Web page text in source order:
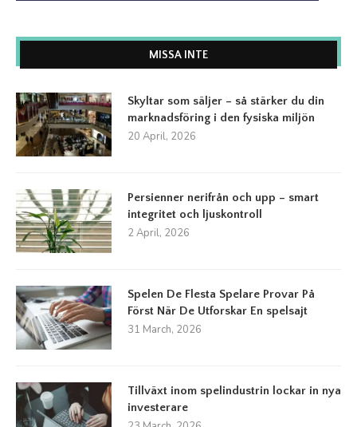
MISSA INTE
Skyltar som säljer – så stärker du din
marknadsföring i den fysiska miljön
20 April, 2026
Persienner nerifrån och upp – smart
integritet och ljuskontroll
2 April, 2026
Spelen De Flesta Spelare Provar På
Först När De Utforskar En spelsajt
31 March, 2026
Tillväxt inom spelindustrin lockar in nya
investerare